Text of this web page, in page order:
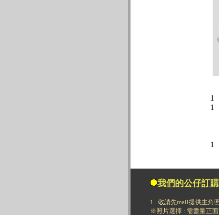
1
1
1
我們的公仔訂
1. 敬請先mail提供主角
※照片選擇 : 需盡量正